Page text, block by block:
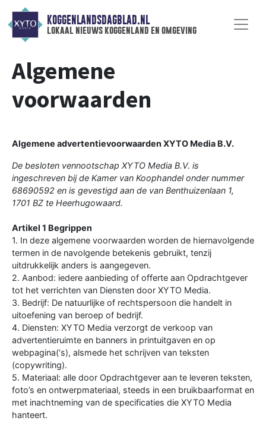
KOGGENLANDSDAGBLAD.NL
lokaal nieuws koggenland en omgeving
Algemene
voorwaarden
Algemene advertentievoorwaarden XYTO Media B.V.
De besloten vennootschap XYTO Media B.V. is
ingeschreven bij de Kamer van Koophandel onder nummer
68690592 en is gevestigd aan de van Benthuizenlaan 1,
1701 BZ te Heerhugowaard.
Artikel 1 Begrippen
1. In deze algemene voorwaarden worden de hiernavolgende
termen in de navolgende betekenis gebruikt, tenzij
uitdrukkelijk anders is aangegeven.
2. Aanbod: iedere aanbieding of offerte aan Opdrachtgever
tot het verrichten van Diensten door XYTO Media.
3. Bedrijf: De natuurlijke of rechtspersoon die handelt in
uitoefening van beroep of bedrijf.
4. Diensten: XYTO Media verzorgt de verkoop van
advertentieruimte en banners in printuitgaven en op
webpagina(‘s), alsmede het schrijven van teksten
(copywriting).
5. Materiaal: alle door Opdrachtgever aan te leveren teksten,
foto’s en ontwerpmateriaal, steeds in een bruikbaarformat en
met inachtneming van de specificaties die XYTO Media
hanteert.